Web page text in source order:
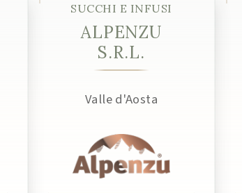
SUCCHI E INFUSI
ALPENZU
S.R.L.
Valle d'Aosta